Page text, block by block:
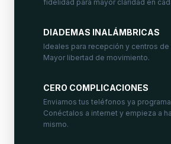
fidelidad para mayor claridad en
DIADEMAS INALÁMBRICAS
Ideales para recepción y centros de
Mayor libertad de movimiento.
CERO COMPLICACIONES
Enviamos tus teléfonos ya
Conéctalos a internet y empieza a
mismo.